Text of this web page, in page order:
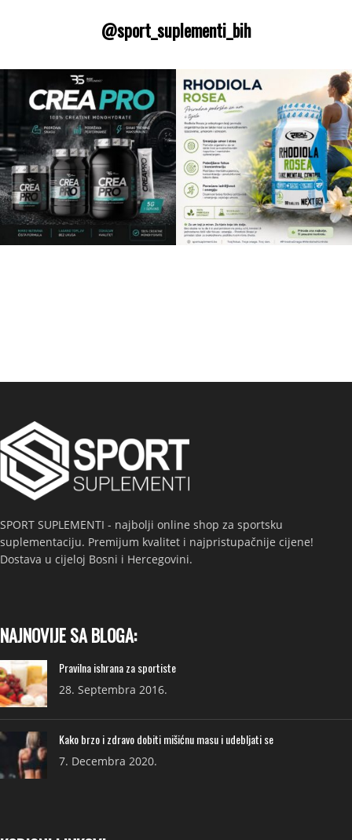
@sport_suplementi_bih
SPORT SUPLEMENTI - najbolji online shop za sportsku
suplementaciju. Premijum kvalitet i najpristupačnije cijene!
Dostava u cijeloj Bosni i Hercegovini.
NAJNOVIJE SA BLOGA:
Pravilna ishrana za sportiste
28. Septembra 2016.
Kako brzo i zdravo dobiti mišićnu masu i udebljati se
7. Decembra 2020.